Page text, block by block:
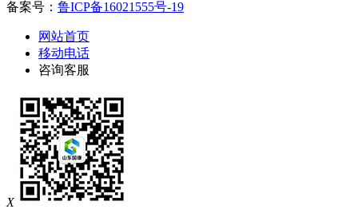
备案号： 鲁ICP备16021555号-19
网站首页
移动电话
咨询客服
X